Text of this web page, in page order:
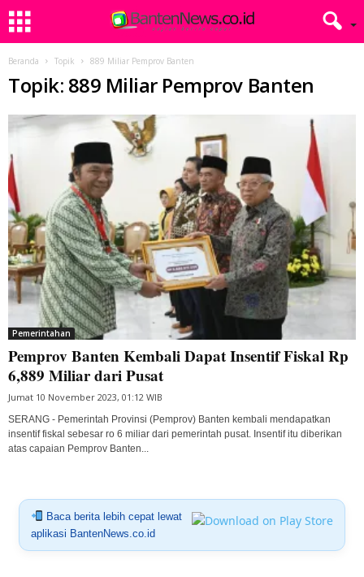
Beranda Topik 889 Miliar Pemprov Banten
Topik: 889 Miliar Pemprov Banten
Pemerintahan
Pemprov Banten Kembali Dapat Insentif Fiskal Rp
6,889 Miliar dari Pusat
Jumat 10 November 2023, 01:12 WIB
SERANG - Pemerintah Provinsi (Pemprov) Banten kembali mendapatkan
insentif fiskal sebesar ro 6 miliar dari pemerintah pusat. Insentif itu diberikan
atas capaian Pemprov Banten...
Baca berita lebih cepat lewat
aplikasi BantenNews.co.id